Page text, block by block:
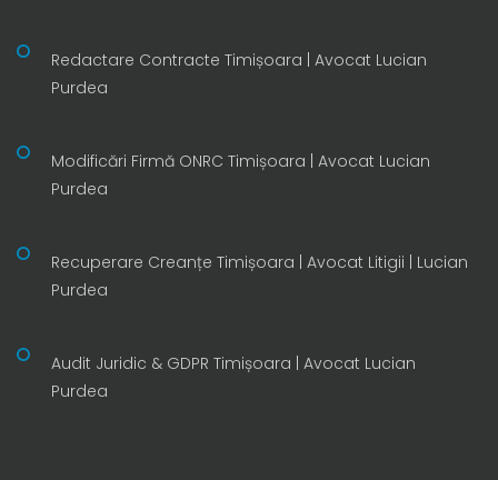
Redactare Contracte Timișoara | Avocat Lucian
Purdea
Modificări Firmă ONRC Timișoara | Avocat Lucian
Purdea
Recuperare Creanțe Timișoara | Avocat Litigii | Lucian
Purdea
Audit Juridic & GDPR Timișoara | Avocat Lucian
Purdea